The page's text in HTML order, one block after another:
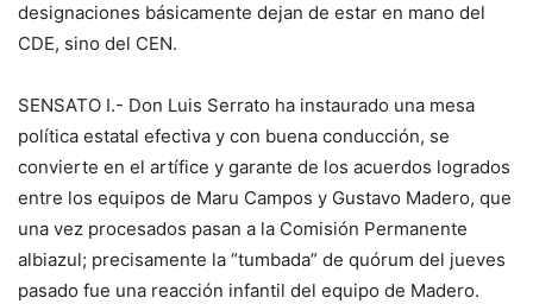
designaciones básicamente dejan de estar en mano del
CDE, sino del CEN.
SENSATO I.- Don Luis Serrato ha instaurado una mesa
política estatal efectiva y con buena conducción, se
convierte en el artífice y garante de los acuerdos logrados
entre los equipos de Maru Campos y Gustavo Madero, que
una vez procesados pasan a la Comisión Permanente
albiazul; precisamente la “tumbada” de quórum del jueves
pasado fue una reacción infantil del equipo de Madero.